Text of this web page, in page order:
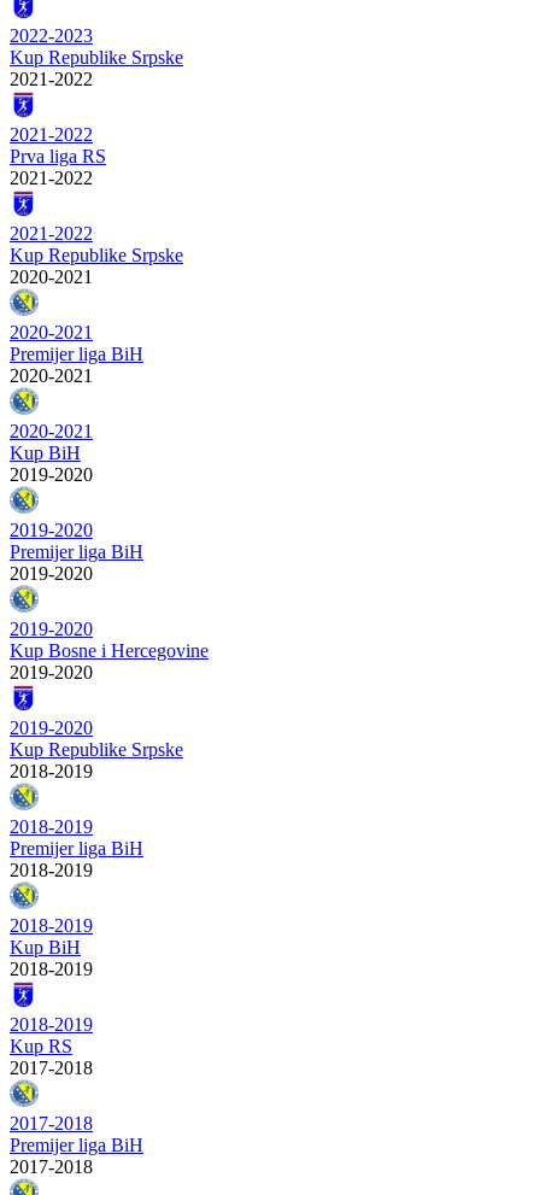
2022-2023
Kup Republike Srpske
2021-2022
2021-2022
Prva liga RS
2021-2022
2021-2022
Kup Republike Srpske
2020-2021
2020-2021
Premijer liga BiH
2020-2021
2020-2021
Kup BiH
2019-2020
2019-2020
Premijer liga BiH
2019-2020
2019-2020
Kup Bosne i Hercegovine
2019-2020
2019-2020
Kup Republike Srpske
2018-2019
2018-2019
Premijer liga BiH
2018-2019
2018-2019
Kup BiH
2018-2019
2018-2019
Kup RS
2017-2018
2017-2018
Premijer liga BiH
2017-2018